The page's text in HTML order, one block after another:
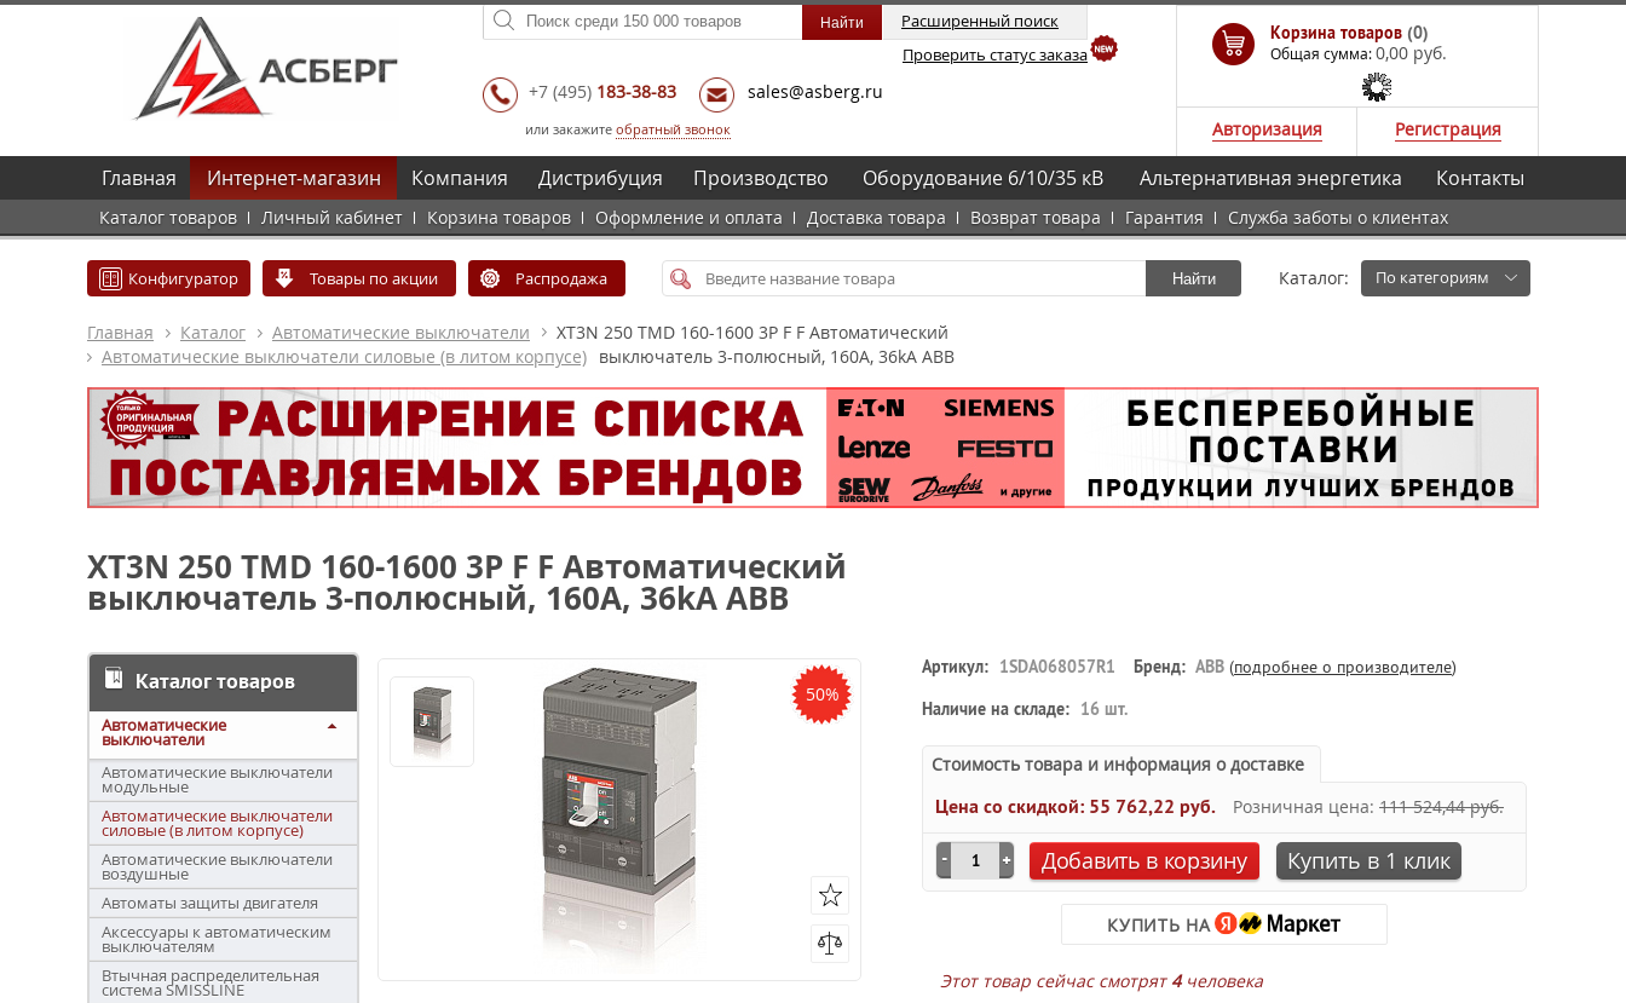
Расширенный поиск
Проверить статус заказа
+7 (495) 183-38-83 sales@asberg.ru
или закажите обратный звонок
Корзина товаров (0)
Общая сумма:0,00 руб.
Авторизация Регистрация
Главная Интернет-магазин
Каталог товаров Личный кабинет Корзина товаров Оформление и оплата Доставка товара Возврат товара Гарантия Служба заботы о клиентах
Компания Дистрибуция Производство Оборудование 6/10/35 кВ Альтернативная энергетика Контакты
Конфигуратор Товары по акции Распродажа Найти Каталог: По категориям
Главная Каталог
Автоматические выключатели
Автоматические выключатели силовые (в литом корпусе)
XT3N 250 TMD 160-1600 3P F F Автоматический
выключатель 3-полюсный, 160А, 36kA ABB
XT3N 250 TMD 160-1600 3P F F Автоматический
выключатель 3-полюсный, 160А, 36kA ABB
Каталог товаров
Автоматические
выключатели
Автоматические выключатели
модульные
Автоматические выключатели
силовые (в литом корпусе)
Автоматические выключатели
воздушные
Автоматы защиты двигателя
Аксессуары к автоматическим
выключателям
Втычная распределительная
система SMISSLINE
50%
Артикул: 1SDA068057R1 Бренд: ABB (подробнее о производителе)
Наличие на складе: 16 шт.
Стоимость товара и информация о доставке
Цена со скидкой: 55 762,22 руб. Розничная цена: 111 524,44 руб.
Добавить в корзину Купить в 1 клик
КУПИТЬ НА
Этот товар сейчас смотрят 4человека